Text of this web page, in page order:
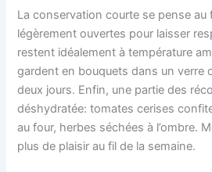
La conservation courte se pense
légèrement ouvertes pour laisser
restent idéalement à température
gardent en bouquets dans un verre
deux jours. Enfin, une partie des
déshydratée: tomates cerises
au four, herbes séchées à l’ombre.
plus de plaisir au fil de la semaine.